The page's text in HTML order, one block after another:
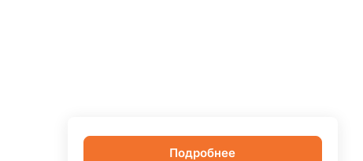
Подробнее